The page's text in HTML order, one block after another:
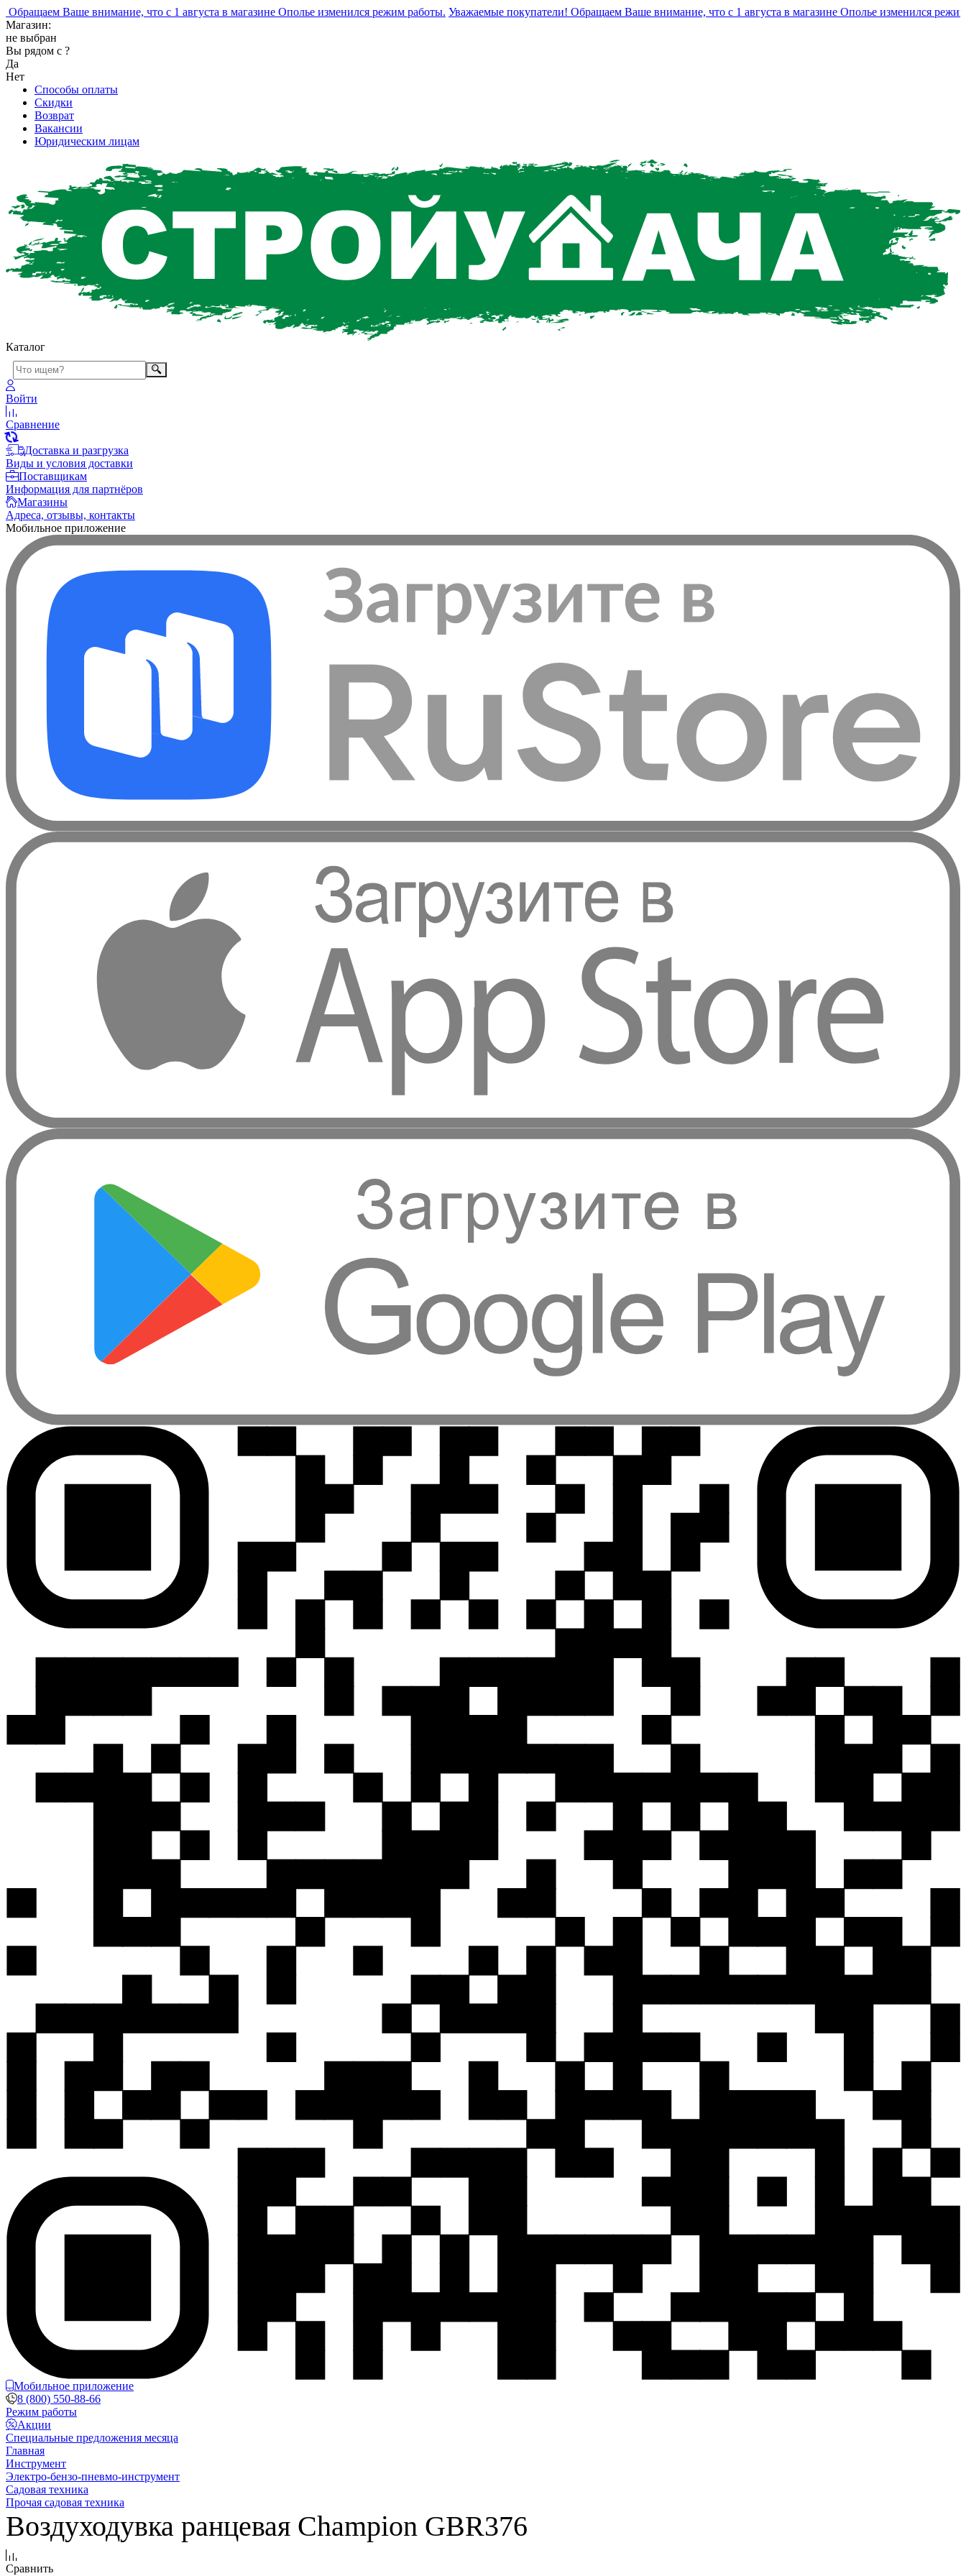
Ваше внимание, что с 1 августа в магазине Ополье изменился режим работы. Уважаемые покупатели! Обращаем Ваше внимание, что с 1 августа в магазине Ополье изменился режим
Магазин:
не выбран
Вы рядом с ?
Да
Нет
Способы оплаты
Скидки
Возврат
Вакансии
Юридическим лицам
Каталог
Войти
Сравнение
Доставка и разгрузка
Виды и условия доставки
Поставщикам
Информация для партнёров
Магазины
Адреса, отзывы, контакты
Мобильное приложение
Мобильное приложение
8 (800) 550-88-66
Режим работы
Акции
Специальные предложения месяца
Главная
Инструмент
Электро-бензо-пневмо-инструмент
Садовая техника
Прочая садовая техника
Воздуходувка ранцевая Champion GBR376
Сравнить